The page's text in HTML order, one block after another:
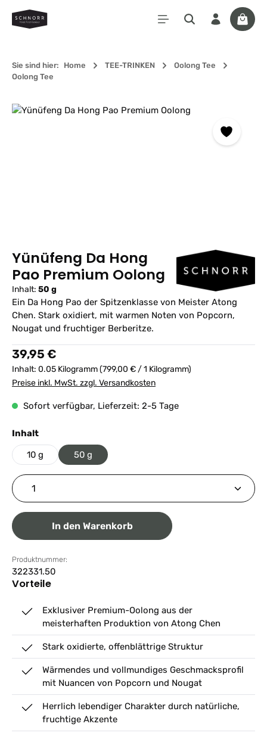
Zum Hauptinhalt springen
Sie sind hier: Home TEE-TRINKEN
Oolong Tee
Oolong Tee
Bildergalerie überspringen
Yünüfeng Da Hong
Pao Premium Oolong
Inhalt: 50 g
Ein Da Hong Pao der Spitzenklasse von Meister Atong
Chen. Stark oxidiert, mit warmen Noten von Popcorn,
Nougat und fruchtiger Berberitze.
Regulärer Preis:
39,95 €
Inhalt: 0.05 Kilogramm(799,00 € / 1 Kilogramm)
Preise inkl. MwSt. zzgl. Versandkosten
Sofort verfügbar, Lieferzeit: 2-5 Tage
Inhaltauswählen
10 g 50 g
Produkt Anzahl: Gib den gewünschten Wert ein
In den Warenkorb
Produktnummer:
322331.50
Vorteile
Exklusiver Premium-Oolong aus der
meisterhaften Produktion von Atong Chen
Stark oxidierte, offenblättrige Struktur
Wärmendes und vollmundiges Geschmacksprofil
mit Nuancen von Popcorn und Nougat
Herrlich lebendiger Charakter durch natürliche,
fruchtige Akzente